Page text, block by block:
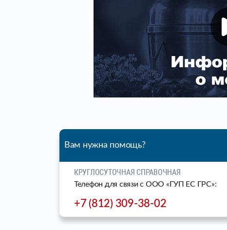
Вам нужна помощь?
КРУГЛОСУТОЧНАЯ СПРАВОЧНАЯ
Телефон для связи c ООО «ГУП ЕС ГРС»:
+7 (812) 309-38-02